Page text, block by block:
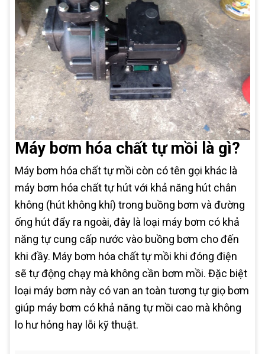
Máy bơm hóa chất tự mồi là gì?
Máy bơm hóa chất tự mồi còn có tên gọi khác là
máy bơm hóa chất tự hút với khả năng hút chân
không (hút không khí) trong buồng bơm và đường
ống hút đẩy ra ngoài, đây là loại máy bơm có khả
năng tự cung cấp nước vào buồng bơm cho đến
khi đầy. Máy bơm hóa chất tự mồi khi đóng điện
sẽ tự động chạy mà không cần bơm mồi. Đặc biệt
loại máy bơm này có van an toàn tương tự giọ bơm
giúp máy bơm có khả năng tự mồi cao mà không
lo hư hỏng hay lỗi kỹ thuật.